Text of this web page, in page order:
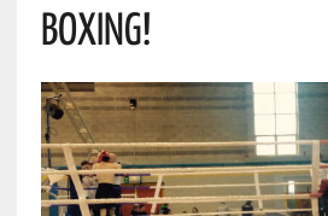
BOXING!